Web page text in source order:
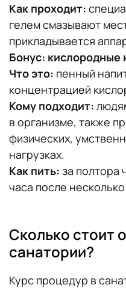
Как проходит:
гелем смазывают
прикладывается
Бонус: кислородные
Что это: пенный
концентрацией
Кому подходит:
в организме, также
физических,
нагрузках.
Как пить: за полтора
часа после
Сколько стоит
санатории?
Курс процедур в